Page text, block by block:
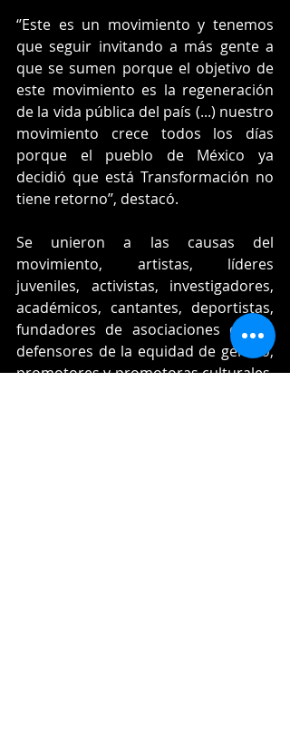
‘’Este es un movimiento y tenemos
que seguir invitando a más gente a
que se sumen porque el objetivo de
este movimiento es la regeneración
de la vida pública del país (...) nuestro
movimiento crece todos los días
porque el pueblo de México ya
decidió que está Transformación no
tiene retorno’’, destacó.
Se unieron a las causas del
movimiento, artistas, líderes
juveniles, activistas, investigadores,
académicos, cantantes, deportistas,
fundadores de asociaciones civiles,
defensores de la equidad de género,
promotores y promotoras culturales,